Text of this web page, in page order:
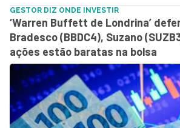
GESTOR DIZ ONDE INVESTIR
‘Warren Buffett de Londrina’
Bradesco (BBDC4), Suzano
ações estão baratas na bolsa